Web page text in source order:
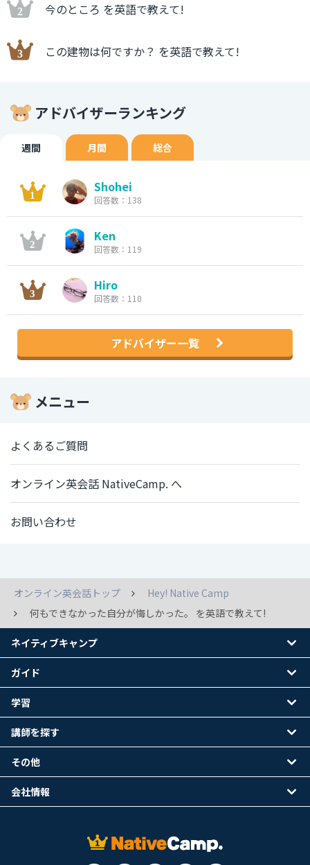
今のところ を英語で教えて!
この建物は何ですか？ を英語で教えて!
アドバイザーランキング
週間 月間 総合
Shohei
回答数：138
Ken
回答数：119
Hiro
回答数：110
アドバイザー一覧
メニュー
よくあるご質問
オンライン英会話 NativeCamp. へ
お問い合わせ
オンライン英会話トップ
Hey! Native Camp
何もできなかった自分が悔しかった。 を英語で教えて!
ネイティブキャンプ
ガイド
学習
講師を探す
その他
会社情報